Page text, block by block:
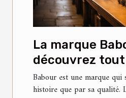
La marque
découvrez
veste Bedale
Babour est une marque
histoire que par sa qualité.